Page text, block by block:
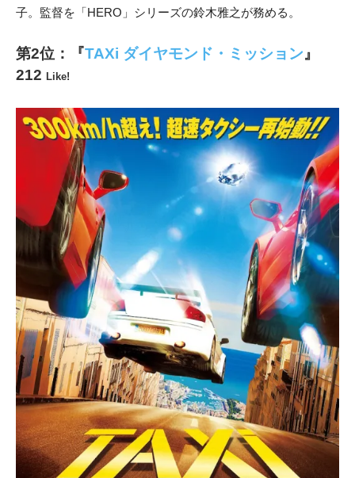
子。監督を「HERO」シリーズの鈴木雅之が務める。
第2位：『TAXi ダイヤモンド・ミッション』
212 Like!